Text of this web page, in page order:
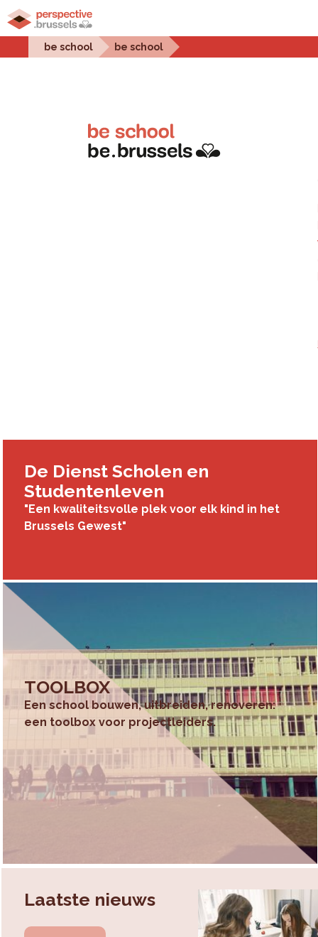
Home Stadsprojecten
be school be school
De Dienst Scholen en
Studentenleven
"Een kwaliteitsvolle plek voor elk kind in het
Brussels Gewest"
TOOLBOX
Een school bouwen, uitbreiden, renoveren:
een toolbox voor projectleiders.
Laatste nieuws